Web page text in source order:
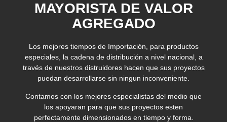
MAYORISTA DE VALOR
AGREGADO
Los mejores tiempos de Importación, para productos
especiales, la cadena de distribución a nivel nacional, a
través de nuestros distruidores hacen que sus proyectos
puedan desarrollarse sin ningun inconveniente.
Contamos con los mejores especialistas del medio que
los apoyaran para que sus proyectos esten
perfectamente dimensionados en tiempo y forma.